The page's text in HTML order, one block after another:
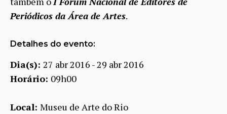
Periódicos da Área de Artes.
Detalhes do evento:
Dia(s): 27 abr 2016 - 29 abr 2016
Horário: 09h00
Local: Museu de Arte do Rio